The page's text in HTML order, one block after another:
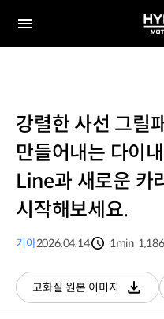
전체
강렬한 사선 그릴
만들어내는 다이
Line과 새로운 카
시작해보세요.
기아2026.04.14
1min 1,186
고화질 원본 이미지
다운로드